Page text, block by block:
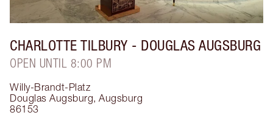
CHARLOTTE TILBURY - DOUGLAS AUGSBURG
OPEN UNTIL 8:00 PM
Willy-Brandt-Platz
Douglas Augsburg, Augsburg
86153